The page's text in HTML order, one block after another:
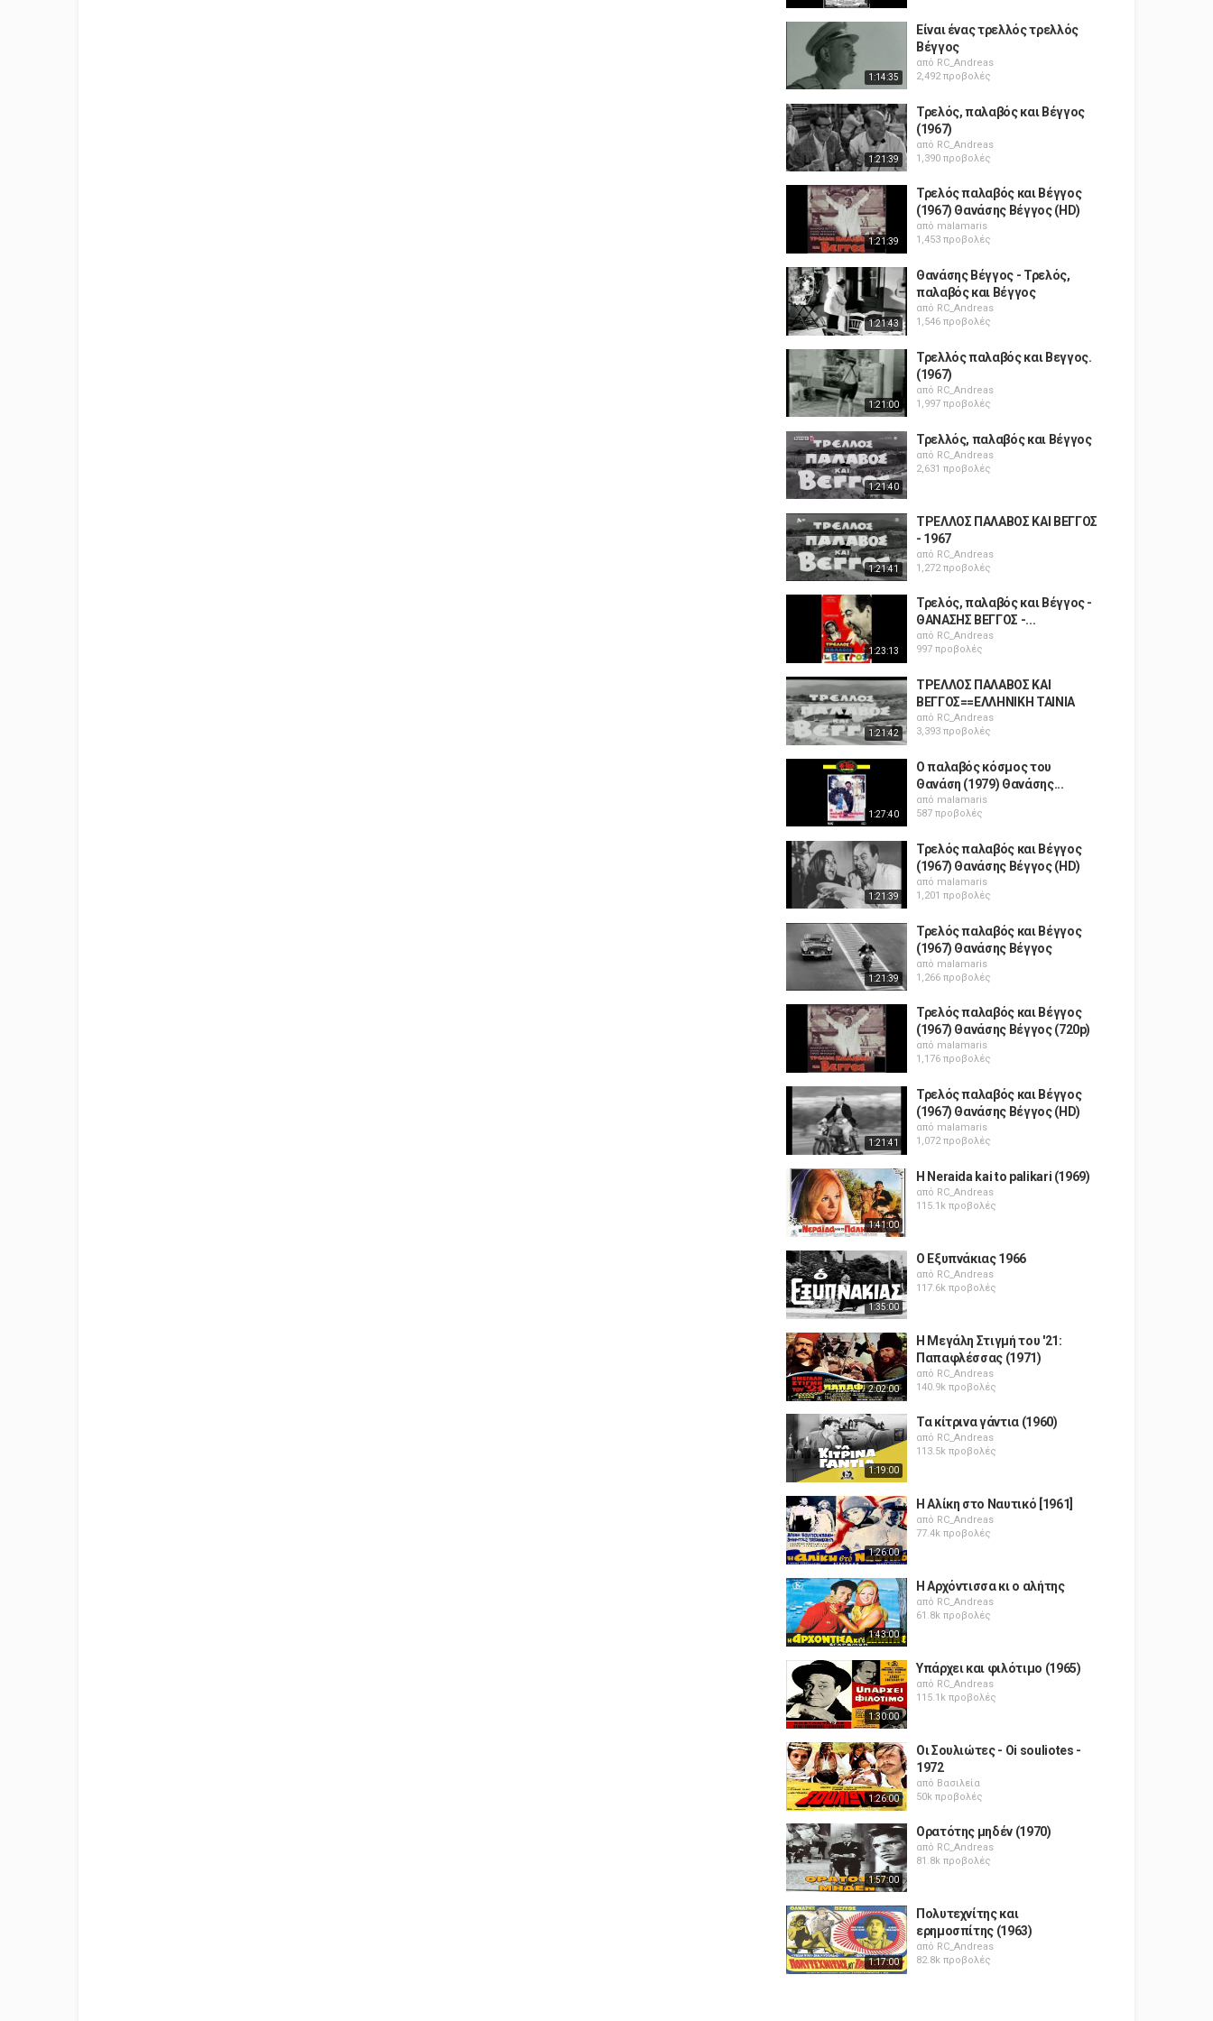
1:14:35
Είναι ένας τρελλός τρελλός
Βέγγος
από RC_Andreas
2,492 προβολές
1:21:39
Τρελός, παλαβός και Βέγγος
(1967)
από RC_Andreas
1,390 προβολές
1:21:39
Τρελός παλαβός και Βέγγος
(1967) Θανάσης Βέγγος (HD)
από malamaris
1,453 προβολές
1:21:43
Θανάσης Βέγγος - Τρελός,
παλαβός και Βέγγος
από RC_Andreas
1,546 προβολές
1:21:00
Τρελλός παλαβός και Βεγγος.
(1967)
από RC_Andreas
1,997 προβολές
1:21:40
Τρελλός, παλαβός και Βέγγος
από RC_Andreas
2,631 προβολές
1:21:41
ΤΡΕΛΛΟΣ ΠΑΛΑΒΟΣ ΚΑΙ ΒΕΓΓΟΣ
- 1967
από RC_Andreas
1,272 προβολές
1:23:13
Τρελός, παλαβός και Βέγγος -
ΘΑΝΑΣΗΣ ΒΕΓΓΟΣ -...
από RC_Andreas
997 προβολές
1:21:42
ΤΡΕΛΛΟΣ ΠΑΛΑΒΟΣ ΚΑΙ
ΒΕΓΓΟΣ==ΕΛΛΗΝΙΚΗ ΤΑΙΝΙΑ
από RC_Andreas
3,393 προβολές
1:27:40
Ο παλαβός κόσμος του
Θανάση (1979) Θανάσης...
από malamaris
587 προβολές
1:21:39
Τρελός παλαβός και Βέγγος
(1967) Θανάσης Βέγγος (HD)
από malamaris
1,201 προβολές
1:21:39
Τρελός παλαβός και Βέγγος
(1967) Θανάσης Βέγγος
από malamaris
1,266 προβολές
Τρελός παλαβός και Βέγγος
(1967) Θανάσης Βέγγος (720p)
από malamaris
1,176 προβολές
1:21:41
Τρελός παλαβός και Βέγγος
(1967) Θανάσης Βέγγος (HD)
από malamaris
1,072 προβολές
1:41:00
H Neraida kai to palikari (1969)
από RC_Andreas
115.1k προβολές
1:35:00
Ο Εξυπνάκιας 1966
από RC_Andreas
117.6k προβολές
2:02:00
Η Μεγάλη Στιγμή του '21:
Παπαφλέσσας (1971)
από RC_Andreas
140.9k προβολές
1:19:00
Τα κίτρινα γάντια (1960)
από RC_Andreas
113.5k προβολές
1:26:00
Η Αλίκη στο Ναυτικό [1961]
από RC_Andreas
77.4k προβολές
1:43:00
Η Αρχόντισσα κι ο αλήτης
από RC_Andreas
61.8k προβολές
1:30:00
Υπάρχει και φιλότιμο (1965)
από RC_Andreas
115.1k προβολές
1:26:00
Οι Σουλιώτες - Oi souliotes -
1972
από Βασιλεία
50k προβολές
1:57:00
Ορατότης μηδέν (1970)
από RC_Andreas
81.8k προβολές
1:17:00
Πολυτεχνίτης και
ερημοσπίτης (1963)
από RC_Andreas
82.8k προβολές